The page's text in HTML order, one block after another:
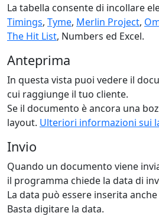
La tabella consente di incollare
Timings, Tyme, Merlin Project,
The Hit List, Numbers ed Excel.
Anteprima
In questa vista puoi vedere il
cui raggiunge il tuo cliente.
Se il documento è ancora una
layout. Ulteriori informazioni sui
Invio
Quando un documento viene
il programma chiede la data di
La data può essere inserita
Basta digitare la data.